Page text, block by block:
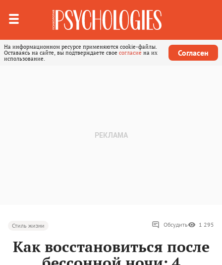
На информационном ресурсе применяются cookie-файлы.
Оставаясь на сайте, вы подтверждаете свое согласие на их
использование.
Согласен
Стиль жизни Обсудить 1 295
Как восстановиться после